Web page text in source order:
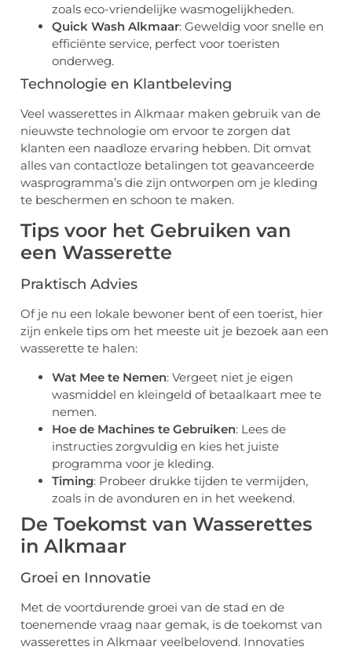
zoals eco-vriendelijke wasmogelijkheden.
Quick Wash Alkmaar: Geweldig voor snelle en
efficiënte service, perfect voor toeristen
onderweg.
Technologie en Klantbeleving
Veel wasserettes in Alkmaar maken gebruik van de
nieuwste technologie om ervoor te zorgen dat
klanten een naadloze ervaring hebben. Dit omvat
alles van contactloze betalingen tot geavanceerde
wasprogramma’s die zijn ontworpen om je kleding
te beschermen en schoon te maken.
Tips voor het Gebruiken van
een Wasserette
Praktisch Advies
Of je nu een lokale bewoner bent of een toerist, hier
zijn enkele tips om het meeste uit je bezoek aan een
wasserette te halen:
Wat Mee te Nemen: Vergeet niet je eigen
wasmiddel en kleingeld of betaalkaart mee te
nemen.
Hoe de Machines te Gebruiken: Lees de
instructies zorgvuldig en kies het juiste
programma voor je kleding.
Timing: Probeer drukke tijden te vermijden,
zoals in de avonduren en in het weekend.
De Toekomst van Wasserettes
in Alkmaar
Groei en Innovatie
Met de voortdurende groei van de stad en de
toenemende vraag naar gemak, is de toekomst van
wasserettes in Alkmaar veelbelovend. Innovaties